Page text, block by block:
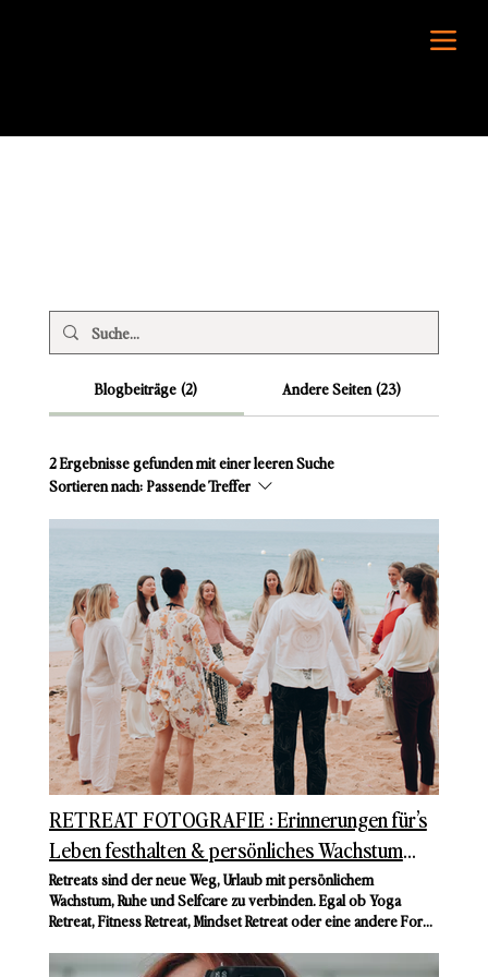
Blogbeiträge (2) Andere Seiten (23)
2 Ergebnisse gefunden mit einer leeren Suche
Sortieren nach: Passende Treffer
RETREAT FOTOGRAFIE : Erinnerungen für’s
Leben festhalten & persönliches Wachstum
sichtbar machen 🌿📸
Retreats sind der neue Weg, Urlaub mit persönlichem
Wachstum, Ruhe und Selfcare zu verbinden. Egal ob Yoga
Retreat, Fitness Retreat, Mindset Retreat oder eine andere Form
Erholung und Entwicklung. Und ich darf diese besonderen